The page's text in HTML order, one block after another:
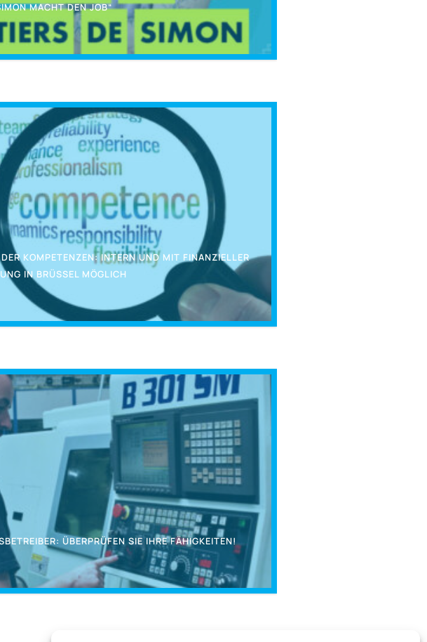
MACHT DEN JOB“
KOMPETENZEN: INTERN UND MIT FINANZIELLER
IN BRÜSSEL MÖGLICH
ÜBERPRÜFEN SIE IHRE FÄHIGKEITEN!